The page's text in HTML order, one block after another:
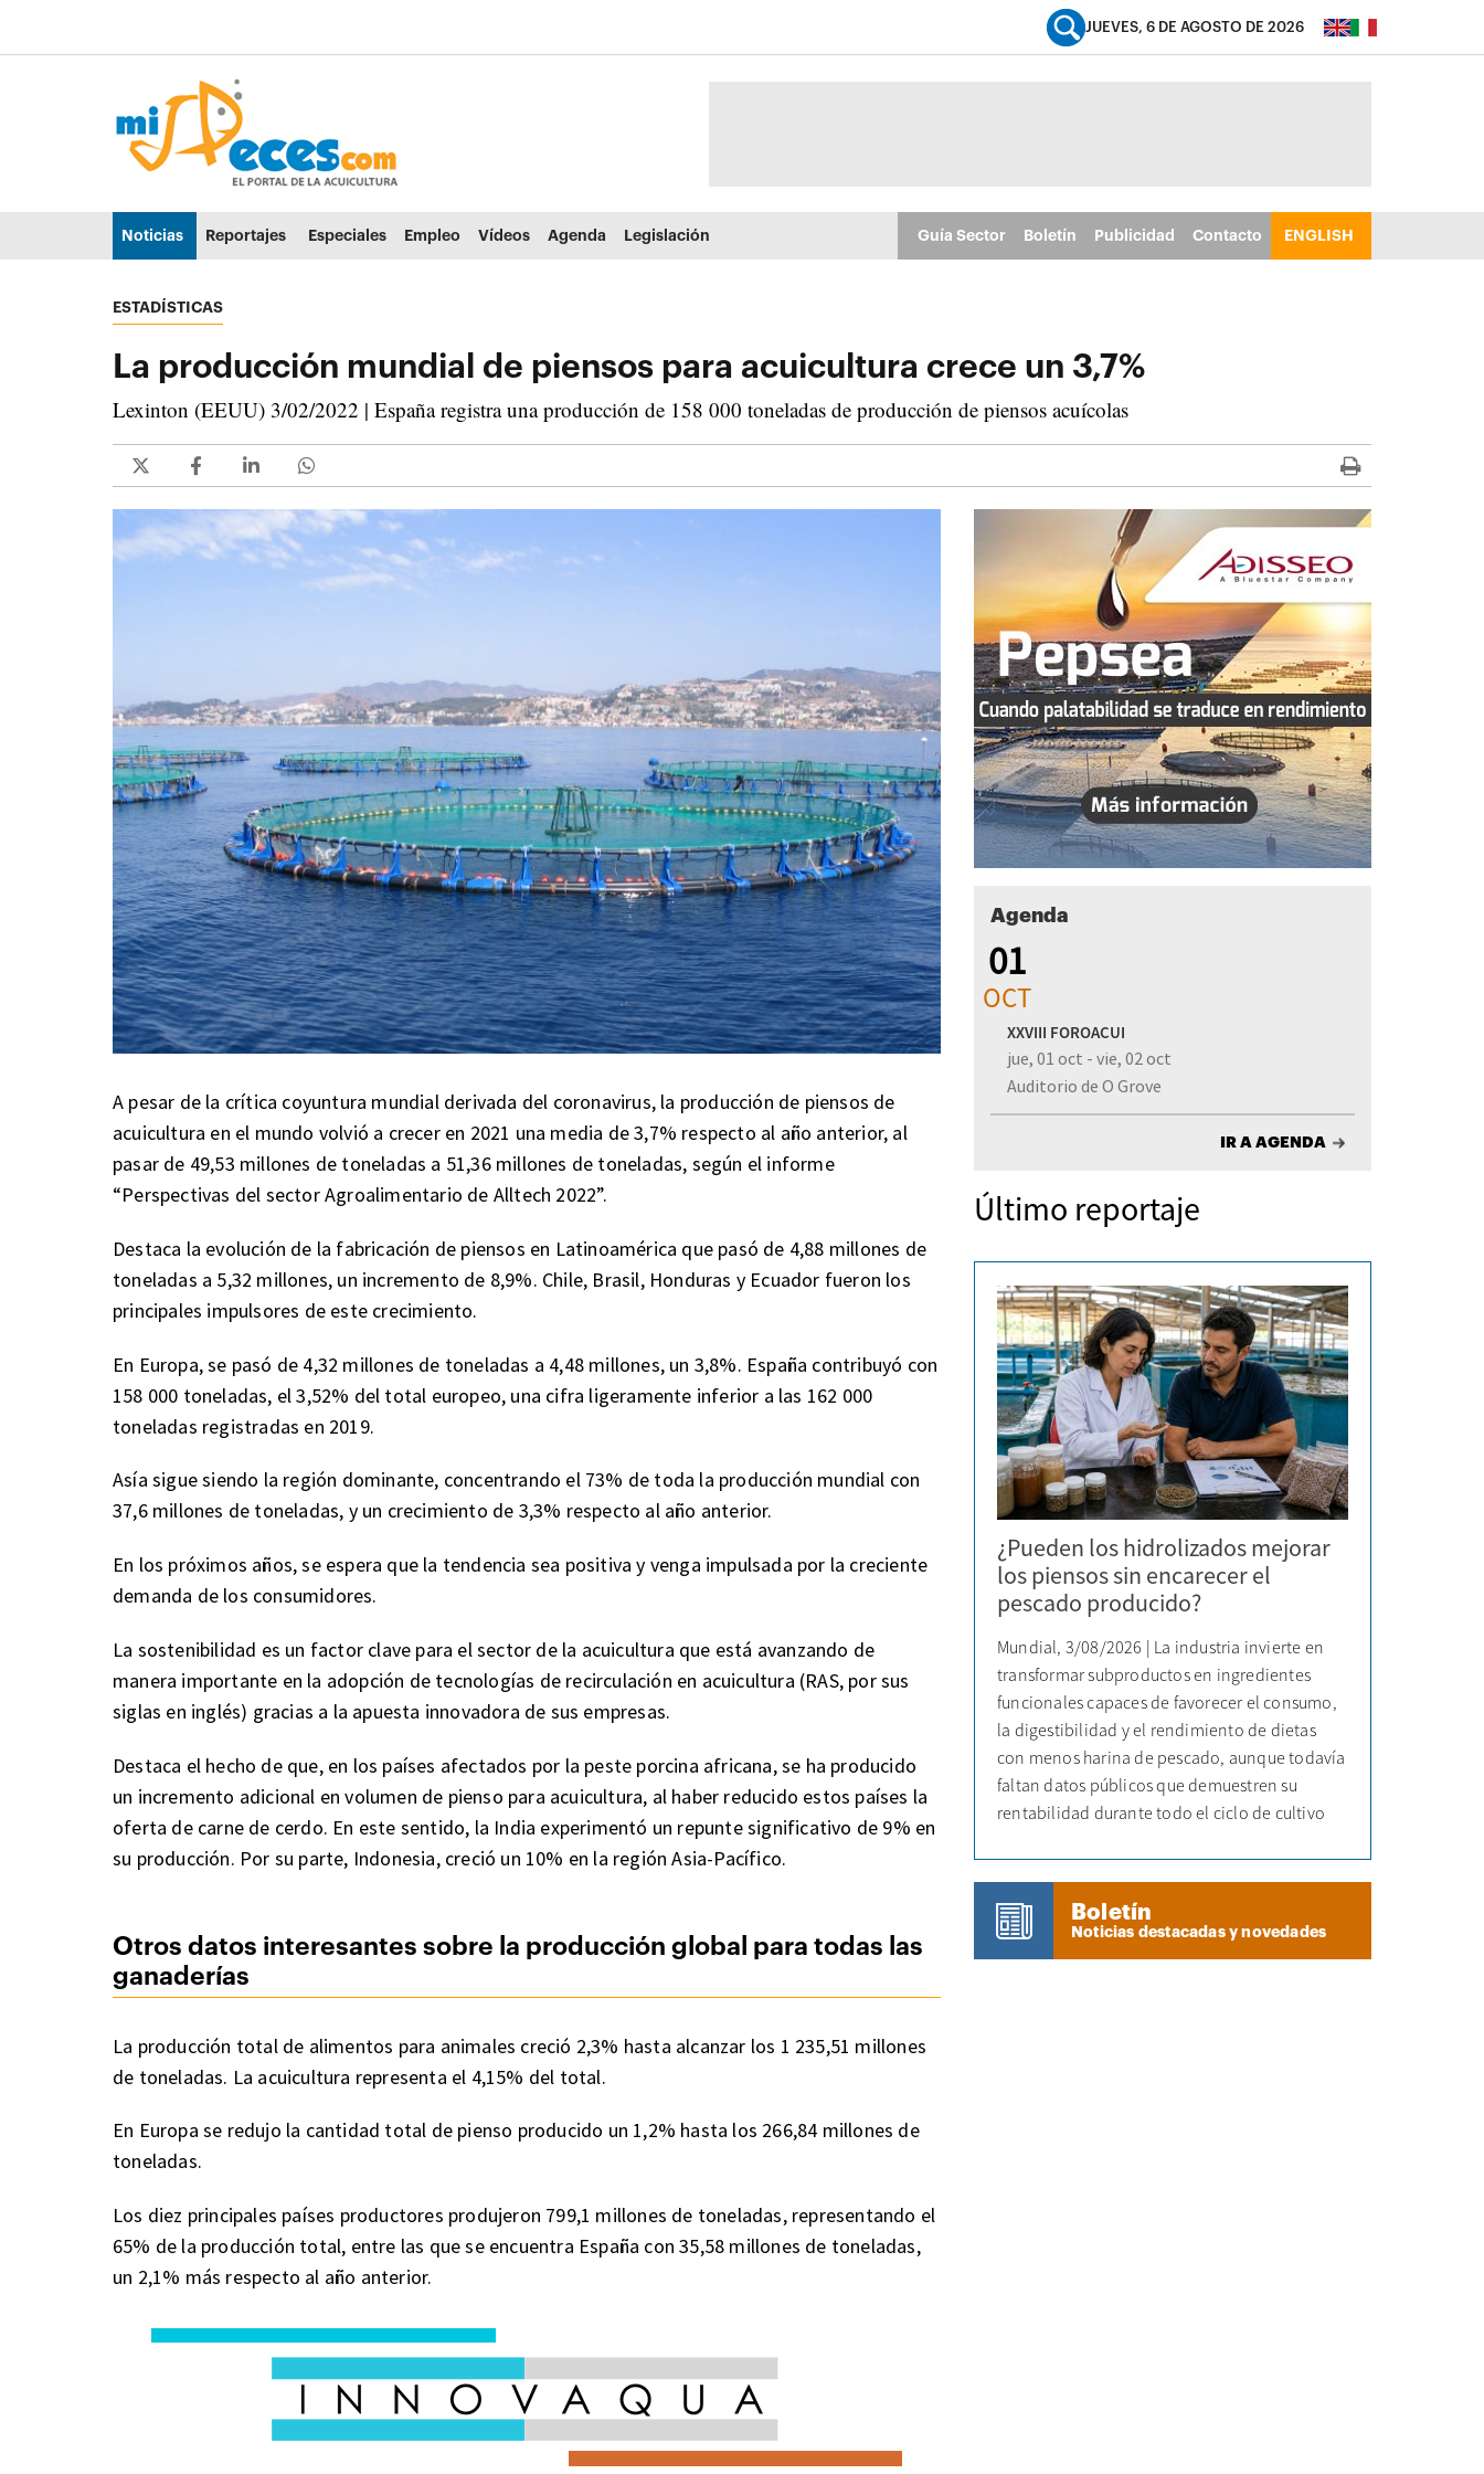
Ir al menú principal (alt + u)
JUEVES, 6 DE AGOSTO DE 2026
Noticias Reportajes Especiales Empleo Vídeos Agenda Legislación Guía Sector Boletín Publicidad Contacto ENGLISH
ESTADÍSTICAS
La producción mundial de piensos para acuicultura crece un 3,7%
Lexinton (EEUU) 3/02/2022 | España registra una producción de 158 000 toneladas de producción de piensos acuícolas
A pesar de la crítica coyuntura mundial derivada del coronavirus, la producción de piensos de
acuicultura en el mundo volvió a crecer en 2021 una media de 3,7% respecto al año anterior, al
pasar de 49,53 millones de toneladas a 51,36 millones de toneladas, según el informe
“Perspectivas del sector Agroalimentario de Alltech 2022”.
Destaca la evolución de la fabricación de piensos en Latinoamérica que pasó de 4,88 millones de
toneladas a 5,32 millones, un incremento de 8,9%. Chile, Brasil, Honduras y Ecuador fueron los
principales impulsores de este crecimiento.
En Europa, se pasó de 4,32 millones de toneladas a 4,48 millones, un 3,8%. España contribuyó con
158 000 toneladas, el 3,52% del total europeo, una cifra ligeramente inferior a las 162 000
toneladas registradas en 2019.
Asía sigue siendo la región dominante, concentrando el 73% de toda la producción mundial con
37,6 millones de toneladas, y un crecimiento de 3,3% respecto al año anterior.
En los próximos años, se espera que la tendencia sea positiva y venga impulsada por la creciente
demanda de los consumidores.
La sostenibilidad es un factor clave para el sector de la acuicultura que está avanzando de
manera importante en la adopción de tecnologías de recirculación en acuicultura (RAS, por sus
siglas en inglés) gracias a la apuesta innovadora de sus empresas.
Destaca el hecho de que, en los países afectados por la peste porcina africana, se ha producido
un incremento adicional en volumen de pienso para acuicultura, al haber reducido estos países la
oferta de carne de cerdo. En este sentido, la India experimentó un repunte significativo de 9% en
su producción. Por su parte, Indonesia, creció un 10% en la región Asia-Pacífico.
Otros datos interesantes sobre la producción global para todas las
ganaderías
La producción total de alimentos para animales creció 2,3% hasta alcanzar los 1 235,51 millones
de toneladas. La acuicultura representa el 4,15% del total.
En Europa se redujo la cantidad total de pienso producido un 1,2% hasta los 266,84 millones de
toneladas.
Los diez principales países productores produjeron 799,1 millones de toneladas, representando el
65% de la producción total, entre las que se encuentra España con 35,58 millones de toneladas,
un 2,1% más respecto al año anterior.
Agenda
01
OCT
XXVIII FOROACUI
jue, 01 oct - vie, 02 oct
Auditorio de O Grove
IR A AGENDA
Último reportaje
¿Pueden los hidrolizados mejorar
los piensos sin encarecer el
pescado producido?
Mundial, 3/08/2026 | La industria invierte en
transformar subproductos en ingredientes
funcionales capaces de favorecer el consumo,
la digestibilidad y el rendimiento de dietas
con menos harina de pescado, aunque todavía
faltan datos públicos que demuestren su
rentabilidad durante todo el ciclo de cultivo
Boletín
Noticias destacadas y novedades